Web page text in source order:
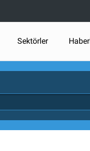
Sektörler